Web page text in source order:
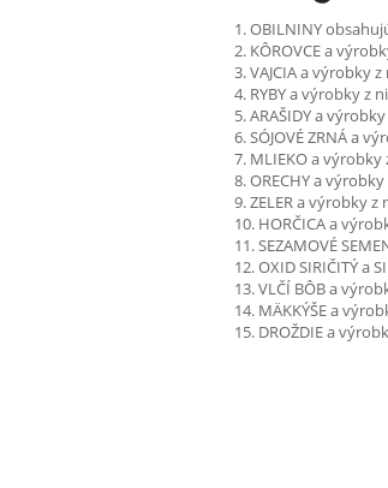
1. OBILNINY
2. KÔROVCE a
3. VAJCIA a výrobky z
4. RYBY a výrobky z
5. ARAŠIDY a
6. SÓJOVÉ ZRNÁ a
7. MLIEKO a výrobky
8. ORECHY a
9. ZELER a výrobky z
10. HORČICA a
11. SEZAMOVÉ
12. OXID SIRIČITÝ a
13. VLČÍ BÔB a
14. MÄKKÝŠE a
15. DROŽDIE a